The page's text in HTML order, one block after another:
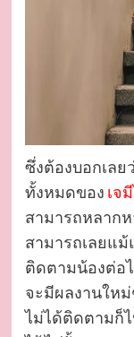
ซึ่งต้องบอกเลย
ทั้งหมดของ เจ
สามารถหลาก
สามารถเลยแ
ติดตามน้องต่อไ
จะมีผลงานให
ไม่ได้ติดตามก็